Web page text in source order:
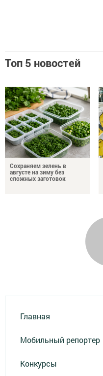
Топ 5 новостей
Сохраняем зелень в
августе на зиму без
сложных заготовок
Главная
Мобильный репортер
Конкурсы